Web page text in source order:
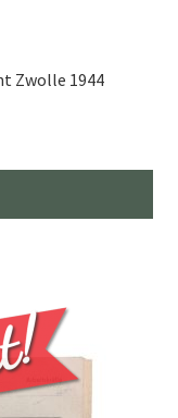
Zwolle 1944